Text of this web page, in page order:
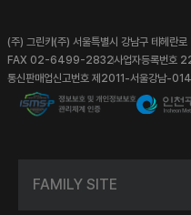
(주) 그린카(주) 서울특별시 강남구 테헤란
FAX 02-6499-2832사업자등록번
통신판매업신고번호 제2011-서울강남-